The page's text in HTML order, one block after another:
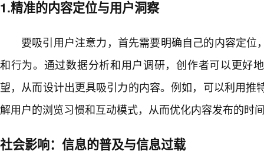
1.精准的内容定位与用户洞察
要吸引用户注意力，首先需要明确自己的内容定位
和行为。通过数据分析和用户调研，创作者可以更好
望，从而设计出更具吸引力的内容。例如，可以利用推
解用户的浏览习惯和互动模式，从而优化内容发布的时
社会影响：信息的普及与信息过载